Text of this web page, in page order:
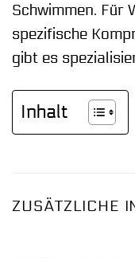
Schwimmen. Für
spezifische
gibt es
Inhalt
ZUSÄTZLICHE